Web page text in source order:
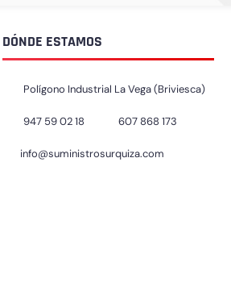
DÓNDE ESTAMOS
Polígono Industrial La Vega (Briviesca)
947 59 02 18 607 868 173
info@suministrosurquiza.com